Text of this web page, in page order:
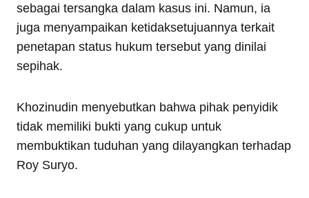
sebagai tersangka dalam kasus ini. Namun, ia
juga menyampaikan ketidaksetujuannya terkait
penetapan status hukum tersebut yang dinilai
sepihak.
Khozinudin menyebutkan bahwa pihak penyidik
tidak memiliki bukti yang cukup untuk
membuktikan tuduhan yang dilayangkan terhadap
Roy Suryo.